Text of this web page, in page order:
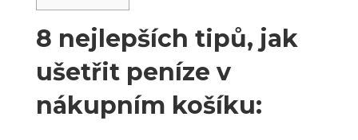
8 nejlepších tipů, jak
ušetřit peníze v
nákupním košíku: